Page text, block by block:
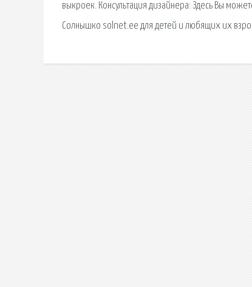
выкроек. Консультация дизайнера: Здесь Вы
Солнышко solnet.ee для детей и любящих их